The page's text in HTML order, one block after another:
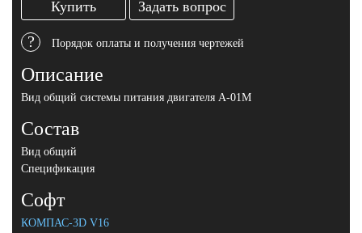
Купить Задать вопрос
? Порядок оплаты и получения чертежей
Описание
Вид общий системы питания двигателя А-01М
Состав
Вид общий
Спецификация
Софт
КОМПАС-3D V16